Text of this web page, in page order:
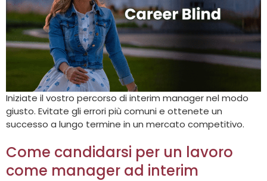
Iniziate il vostro percorso di interim manager nel modo
giusto. Evitate gli errori più comuni e ottenete un
successo a lungo termine in un mercato competitivo.
Come candidarsi per un lavoro
come manager ad interim